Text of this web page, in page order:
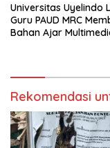
Universitas Uyelindo
Guru PAUD MRC
Bahan Ajar
Rekomendasi